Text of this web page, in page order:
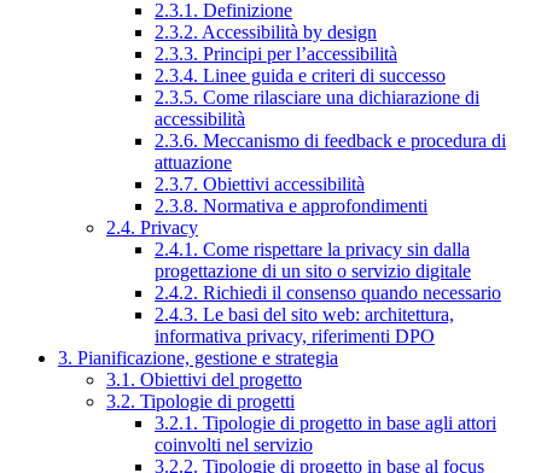
2.3.1. Definizione
2.3.2. Accessibilità by design
2.3.3. Principi per l’accessibilità
2.3.4. Linee guida e criteri di successo
2.3.5. Come rilasciare una dichiarazione di
accessibilità
2.3.6. Meccanismo di feedback e procedura di
attuazione
2.3.7. Obiettivi accessibilità
2.3.8. Normativa e approfondimenti
2.4. Privacy
2.4.1. Come rispettare la privacy sin dalla
progettazione di un sito o servizio digitale
2.4.2. Richiedi il consenso quando necessario
2.4.3. Le basi del sito web: architettura,
informativa privacy, riferimenti DPO
3. Pianificazione, gestione e strategia
3.1. Obiettivi del progetto
3.2. Tipologie di progetti
3.2.1. Tipologie di progetto in base agli attori
coinvolti nel servizio
3.2.2. Tipologie di progetto in base al focus